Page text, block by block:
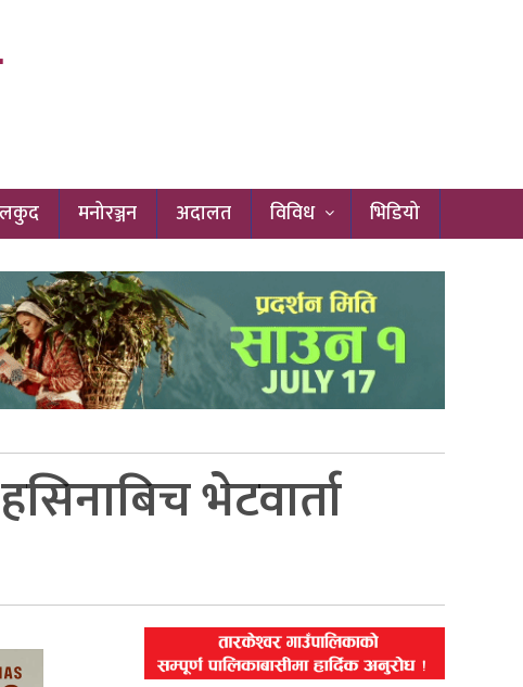
मनोरञ्जन अदालत विविध भिडियो
भेटवार्ता